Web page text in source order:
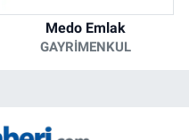
Medo Emlak
GAYRIMENKUL